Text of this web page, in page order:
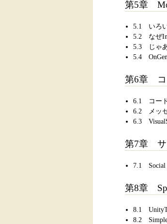
第5章
5.1 いろ
5.2 なぜ
5.3 じゃあ
5.4
第6章 コ
6.1 コー
6.2 メッ
6.3
第7章 サ
7.1 Social
第8章
8.1
8.2